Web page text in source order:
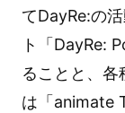
てDayRe:の
ト「DayRe:
ることと、各
は「animate